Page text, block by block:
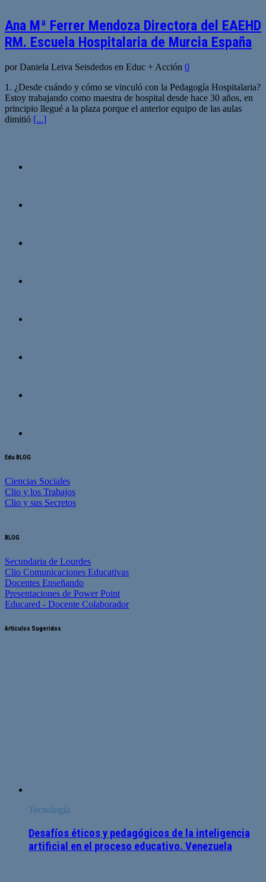
Ana Mª Ferrer Mendoza Directora del EAEHD
RM. Escuela Hospitalaria de Murcia España
por Daniela Leiva Seisdedos en Educ + Acción 0
1. ¿Desde cuándo y cómo se vinculó con la Pedagogía Hospitalaria?
Estoy trabajando como maestra de hospital desde hace 30 años, en
principio llegué a la plaza porque el anterior equipo de las aulas
dimitió [...]
Edu BLOG
Ciencias Sociales
Clio y los Trabajos
Clio y sus Secretos
BLOG
Secundaria de Lourdes
Clio Comunicaciones Educativas
Docentes Enseñando
Presentaciones de Power Point
Educared - Docente Colaborador
Artículos Sugeridos
Tecnología
Desafíos éticos y pedagógicos de la inteligencia
artificial en el proceso educativo. Venezuela